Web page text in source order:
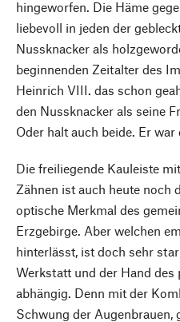
hingeworfen. Die Häme
liebevoll in jeden der
Nussknacker als
beginnenden Zeitalter des
Heinrich VIII. das schon
den Nussknacker als seine
Oder halt auch beide. Er
Die freiliegende Kauleiste
Zähnen ist auch heute noch
optische Merkmal des
Erzgebirge. Aber welchen
hinterlässt, ist doch sehr
Werkstatt und der Hand
abhängig. Denn mit der
Schwung der Augenbrauen,